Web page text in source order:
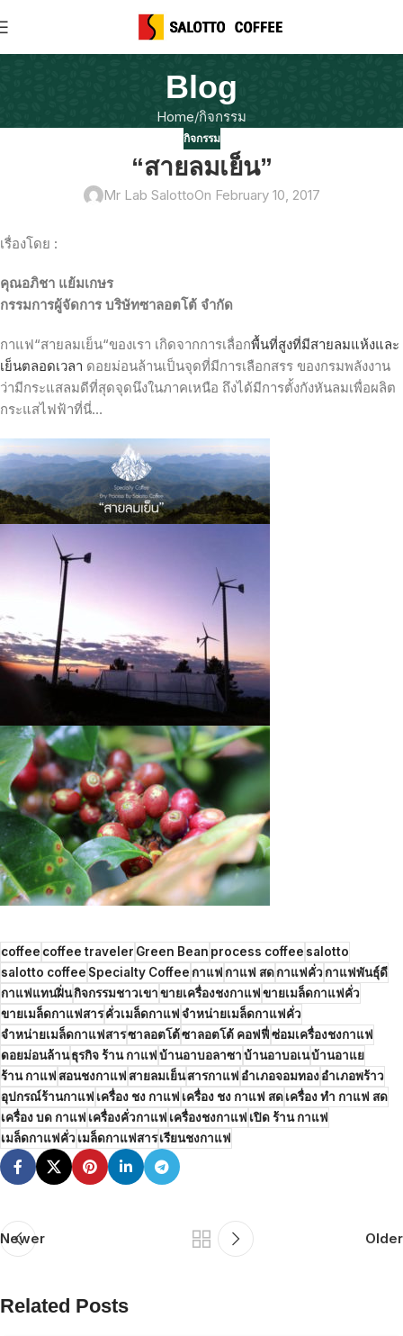
Blog
Home กิจกรรม
กิจกรรม
“สายลมเย็น”
Mr Lab SalottoOn February 10, 2017
เรื่องโดย :
คุณอภิชา แย้มเกษร
กรรมการผู้จัดการ บริษัทซาลอตโต้ จำกัด
กาแฟ“สายลมเย็น“ของเรา เกิดจากการเลื่อกพื้นที่สูงที่มีสายลมแห้งและ
เย็นตลอดเวลา ดอยม่อนล้านเป็นจุดที่มีการเลือกสรร ของกรมพลังงาน
ว่ามีกระแสลมดีที่สุดจุดนึงในภาคเหนือ ถึงได้มีการตั้งกังหันลมเพื่อผลิต
กระแสไฟฟ้าที่นี่…
coffeecoffee travelerGreen Beanprocess coffeesalotto
salotto coffeeSpecialty Coffeeกาแฟกาแฟ สดกาแฟคั่วกาแฟพันธุ์ดี
กาแฟแทนฝิ่นกิจกรรมชาวเขาขายเครื่องชงกาแฟขายเมล็ดกาแฟคั่ว
ขายเมล็ดกาแฟสารคั่วเมล็ดกาแฟจำหน่ายเมล็ดกาแฟคั่ว
จำหน่ายเมล็ดกาแฟสารซาลอตโต้ซาลอตโต้ คอฟฟี่ซ่อมเครื่องชงกาแฟ
ดอยม่อนล้านธุรกิจ ร้าน กาแฟบ้านอาบอลาซาบ้านอาบอเนบ้านอาแย
ร้าน กาแฟสอนชงกาแฟสายลมเย็นสารกาแฟอำเภอจอมทองอำเภอพร้าว
อุปกรณ์ร้านกาแฟเครื่อง ชง กาแฟเครื่อง ชง กาแฟ สดเครื่อง ทํา กาแฟ สด
เครื่อง บด กาแฟเครื่องคั่วกาแฟเครื่องชงกาแฟเปิด ร้าน กาแฟ
เมล็ดกาแฟคั่วเมล็ดกาแฟสารเรียนชงกาแฟ
Newer Older
Related Posts